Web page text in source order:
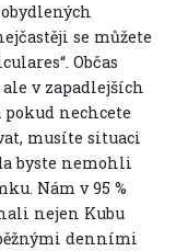
se můžete
Občas
v zapadlejších
nechcete
musíte situaci
byste nemohli
Nám v 95 %
nejen Kubu
denními